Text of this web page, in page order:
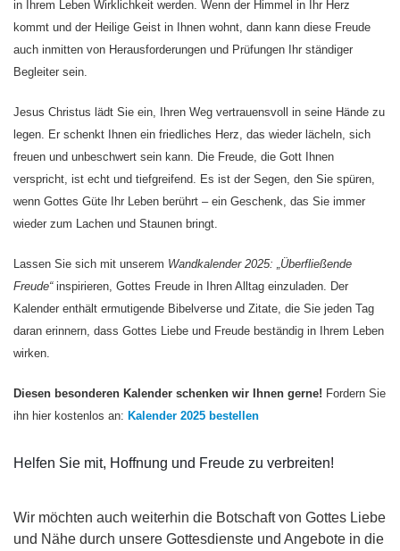
in Ihrem Leben Wirklichkeit werden. Wenn der Himmel in Ihr Herz
kommt und der Heilige Geist in Ihnen wohnt, dann kann diese Freude
auch inmitten von Herausforderungen und Prüfungen Ihr ständiger
Begleiter sein.
Jesus Christus lädt Sie ein, Ihren Weg vertrauensvoll in seine Hände zu
legen. Er schenkt Ihnen ein friedliches Herz, das wieder lächeln, sich
freuen und unbeschwert sein kann. Die Freude, die Gott Ihnen
verspricht, ist echt und tiefgreifend. Es ist der Segen, den Sie spüren,
wenn Gottes Güte Ihr Leben berührt – ein Geschenk, das Sie immer
wieder zum Lachen und Staunen bringt.
Lassen Sie sich mit unserem Wandkalender 2025: „Überfließende
Freude“inspirieren, Gottes Freude in Ihren Alltag einzuladen. Der
Kalender enthält ermutigende Bibelverse und Zitate, die Sie jeden Tag
daran erinnern, dass Gottes Liebe und Freude beständig in Ihrem Leben
wirken.
Diesen besonderen Kalender schenken wir Ihnen gerne! Fordern Sie
ihn hier kostenlos an: Kalender 2025 bestellen
Helfen Sie mit, Hoffnung und Freude zu verbreiten!
Wir möchten auch weiterhin die Botschaft von Gottes Liebe
und Nähe durch unsere Gottesdienste und Angebote in die